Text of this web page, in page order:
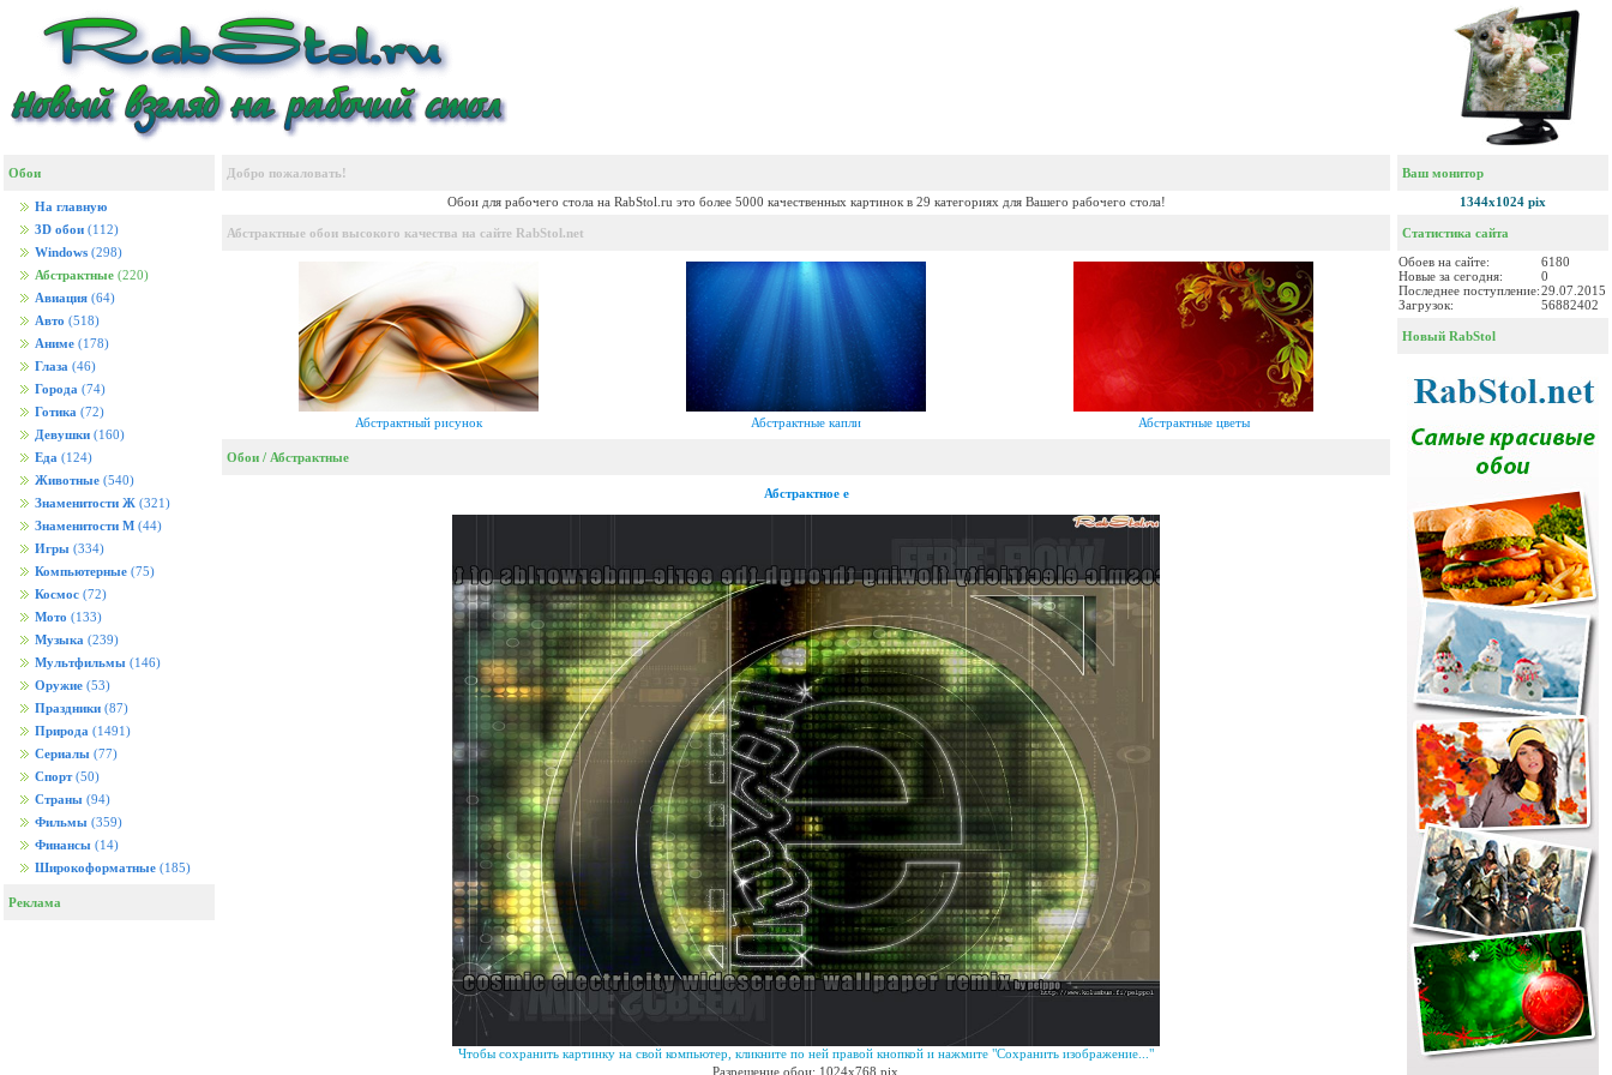
Обои
На главную
3D обои (112)
Windows (298)
Абстрактные (220)
Авиация (64)
Авто (518)
Аниме (178)
Глаза (46)
Города (74)
Готика (72)
Девушки (160)
Еда (124)
Животные (540)
Знаменитости Ж (321)
Знаменитости М (44)
Игры (334)
Компьютерные (75)
Космос (72)
Мото (133)
Музыка (239)
Мультфильмы (146)
Оружие (53)
Праздники (87)
Природа (1491)
Сериалы (77)
Спорт (50)
Страны (94)
Фильмы (359)
Финансы (14)
Широкоформатные (185)
Реклама
Добро пожаловать!
Обои для рабочего стола на RabStol.ru это более 5000 качественных картинок в 29 категориях для Вашего рабочего стола!
Абстрактные обои высокого качества на сайте RabStol.net
Абстрактный рисунок Абстрактные капли Абстрактные цветы
Обои / Абстрактные
Абстрактное e
Чтобы сохранить картинку на свой компьютер, кликните по ней правой кнопкой и нажмите "Сохранить изображение..."
Разрешение обои: 1024x768 pix
Ваш монитор
1344x1024 pix
Статистика сайта
Обоев на сайте:
6180
Новые за сегодня:
0
Последнее поступление:29.07.2015
Загрузок:
56882402
Новый RabStol